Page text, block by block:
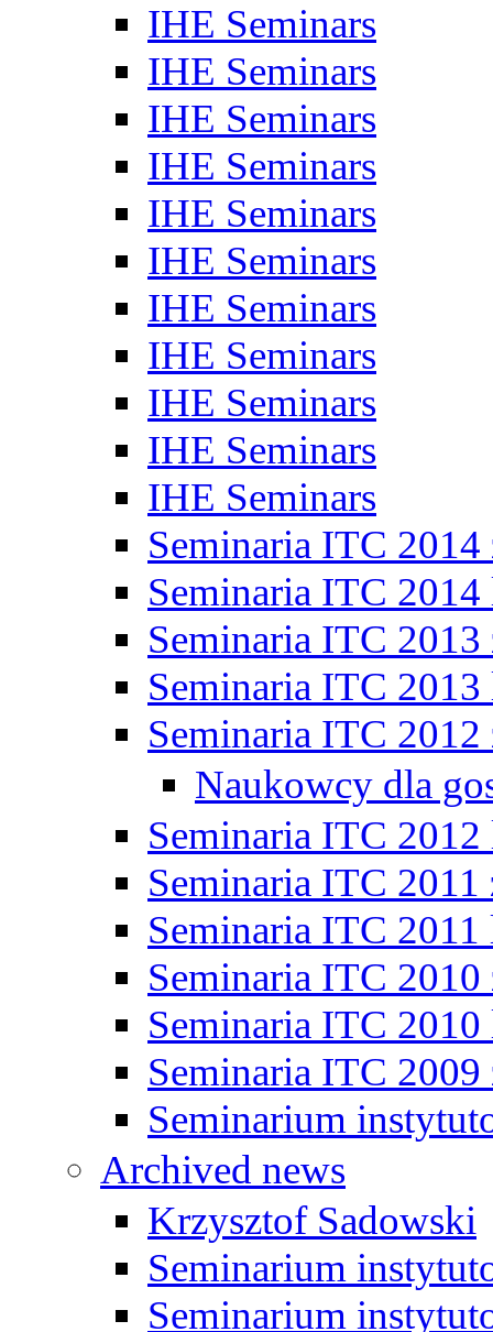
IHE Seminars
IHE Seminars
IHE Seminars
IHE Seminars
IHE Seminars
IHE Seminars
IHE Seminars
IHE Seminars
IHE Seminars
IHE Seminars
IHE Seminars
Seminaria ITC 2014
Seminaria ITC 2014
Seminaria ITC 2013
Seminaria ITC 2013
Seminaria ITC 2012
Naukowcy dla
Seminaria ITC 2012
Seminaria ITC 2011
Seminaria ITC 2011
Seminaria ITC 2010
Seminaria ITC 2010
Seminaria ITC 2009
Seminarium
Archived news
Krzysztof Sadowski
Seminarium
Seminarium